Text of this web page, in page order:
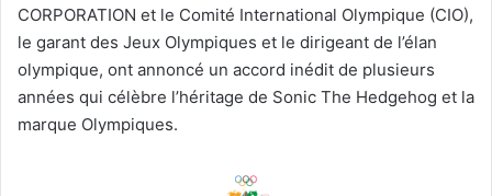
CORPORATION et le Comité International Olympique (CIO),
le garant des Jeux Olympiques et le dirigeant de l’élan
olympique, ont annoncé un accord inédit de plusieurs
années qui célèbre l’héritage de Sonic The Hedgehog et la
marque Olympiques.